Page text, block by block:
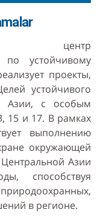
центр
по устойчивому
проекты,
устойчивого
Азии, с особым
15 и 17. В рамках
выполнению
окружающей
Азии
способствуя
в регионе.